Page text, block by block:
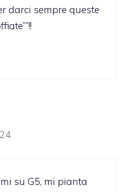
darci sempre queste
su G5, mi pianta